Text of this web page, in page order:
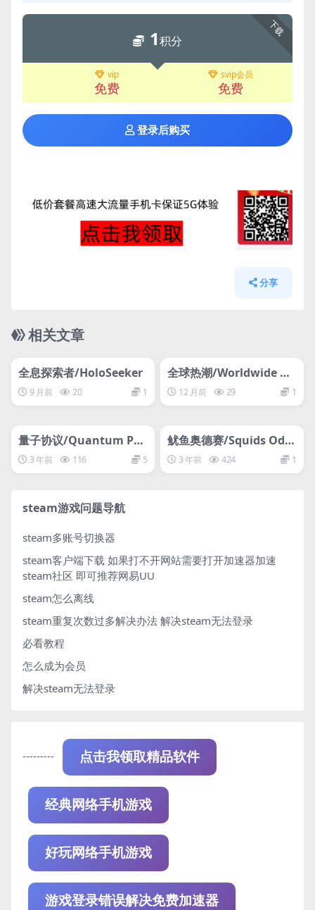
下载
1积分
vip
免费
svip会员
免费
登录后购买
分享
相关文章
网盘下载游戏
全息探索者/HoloSeeker
9 月前 20 1
网盘下载游戏
全球热潮/Worldwide Ru
sh12 月前 29 1
网盘下载游戏
量子协议/Quantum Pro
tocol
3 年前 116 5
网盘下载游戏
鱿鱼奥德赛/Squids Odys
sey3 年前 424 1
steam游戏问题导航
steam多账号切换器
steam客户端下载 如果打不开网站需要打开加速器加速
steam社区 即可推荐网易UU
steam怎么离线
steam重复次数过多解决办法 解决steam无法登录
必看教程
怎么成为会员
解决steam无法登录
--------- 点击我领取精品软件
经典网络手机游戏
好玩网络手机游戏
游戏登录错误解决免费加速器